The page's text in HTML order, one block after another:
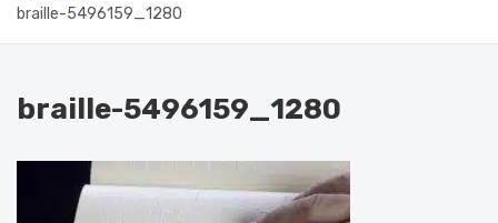
braille-5496159_1280
braille-5496159_1280